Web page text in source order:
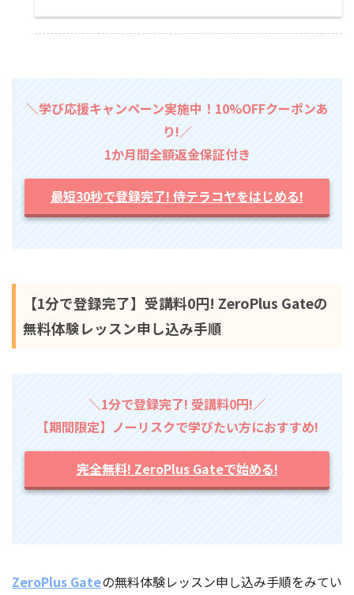
＼学び応援キャンペーン実施中！10%OFFクーポンあ
り!／
1か月間全額返金保証付き
最短30秒で登録完了! 侍テラコヤをはじめる!
【1分で登録完了】受講料0円! ZeroPlus Gateの
無料体験レッスン申し込み手順
＼1分で登録完了! 受講料0円!／
【期間限定】ノーリスクで学びたい方におすすめ!
完全無料! ZeroPlus Gateで始める!
ZeroPlus Gateの無料体験レッスン申し込み手順をみてい